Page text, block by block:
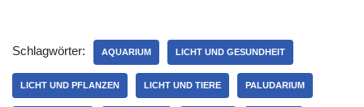
Schlagwörter: AQUARIUM LICHT UND GESUNDHEIT
LICHT UND PFLANZEN LICHT UND TIERE PALUDARIUM